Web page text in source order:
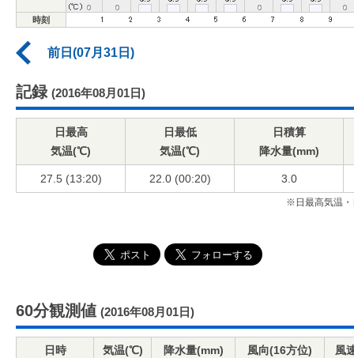
時刻
前日(07月31日)
記録 (2016年08月01日)
日最高
気温(℃)
日最低
気温(℃)
日積算
降水量(mm)
27.5 (13:20) 22.0 (00:20) 3.0
※日最高気温・
60分観測値 (2016年08月01日)
日時 気温(℃) 降水量(mm) 風向(16方位) 風